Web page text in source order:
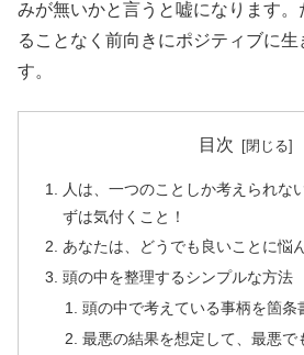
みが無いかと言うと嘘になります
ることなく前向きにポジティブに
す。
目次
人は、一つのことしか考えられな
ずは気付くこと！
あなたは、どうでも良いことに悩
頭の中を整理するシンプルな方法
頭の中で考えている事柄を箇条
最悪の結果を想定して、最悪で